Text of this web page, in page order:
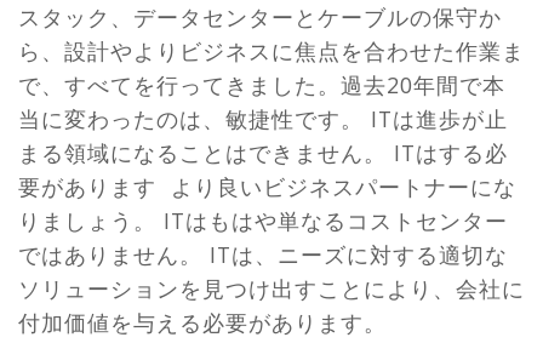
スタック、データセンターとケーブルの保守か
ら、設計やよりビジネスに焦点を合わせた作業ま
で、すべてを行ってきました。過去20年間で本
当に変わったのは、敏捷性です。 ITは進歩が止
まる領域になることはできません。 ITはする必
要があります より良いビジネスパートナーにな
りましょう。 ITはもはや単なるコストセンター
ではありません。 ITは、ニーズに対する適切な
ソリューションを見つけ出すことにより、会社に
付加価値を与える必要があります。